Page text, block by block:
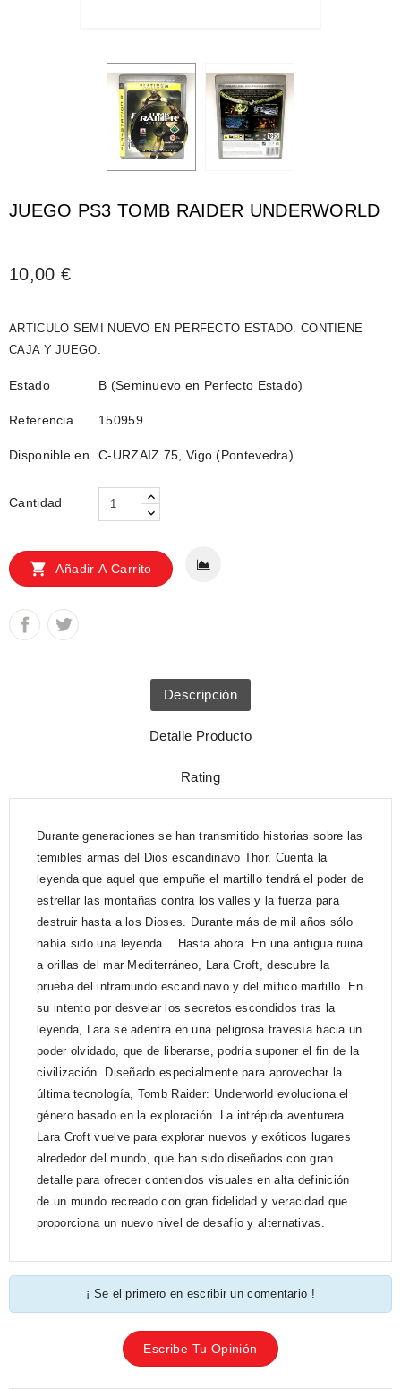
JUEGO PS3 TOMB RAIDER UNDERWORLD
10,00 €
ARTICULO SEMI NUEVO EN PERFECTO ESTADO. CONTIENE
CAJA Y JUEGO.
Estado B (Seminuevo en Perfecto Estado)
Referencia 150959
Disponible en C-URZAIZ 75, Vigo (Pontevedra)
Cantidad
 Añadir A Carrito
Descripción
Detalle Producto
Rating
Durante generaciones se han transmitido historias sobre las
temibles armas del Dios escandinavo Thor. Cuenta la
leyenda que aquel que empuñe el martillo tendrá el poder de
estrellar las montañas contra los valles y la fuerza para
destruir hasta a los Dioses. Durante más de mil años sólo
había sido una leyenda... Hasta ahora. En una antigua ruina
a orillas del mar Mediterráneo, Lara Croft, descubre la
prueba del inframundo escandinavo y del mítico martillo. En
su intento por desvelar los secretos escondidos tras la
leyenda, Lara se adentra en una peligrosa travesía hacia un
poder olvidado, que de liberarse, podría suponer el fin de la
civilización. Diseñado especialmente para aprovechar la
última tecnología, Tomb Raider: Underworld evoluciona el
género basado en la exploración. La intrépida aventurera
Lara Croft vuelve para explorar nuevos y exóticos lugares
alrededor del mundo, que han sido diseñados con gran
detalle para ofrecer contenidos visuales en alta definición
de un mundo recreado con gran fidelidad y veracidad que
proporciona un nuevo nivel de desafío y alternativas.
¡ Se el primero en escribir un comentario !
Escribe Tu Opinión